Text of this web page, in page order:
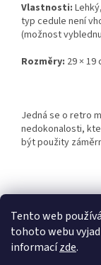
Tento web
tohoto webu
informacízde.
Vlastnosti:
typ cedule není
(možnost
Rozměry: 29 × 19
Jedná se o retro
nedokonalosti,
být použity
Z